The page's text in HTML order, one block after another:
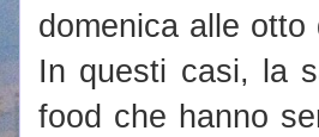
domenica alle
In questi casi, la
food che hanno